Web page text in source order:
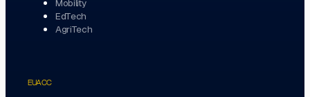
EdTech
AgriTech
EUACC